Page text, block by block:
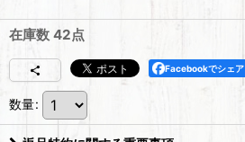
在庫数 42点
Facebookでシェア
数量: